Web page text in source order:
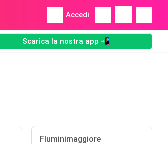
Accedi
Scarica la nostra app 📲
Fluminimaggiore